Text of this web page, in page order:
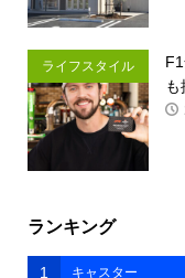
ライフスタイル
ランキング
1 キャスター